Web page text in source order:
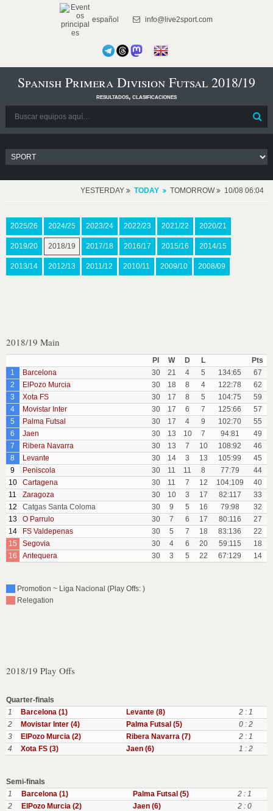
español info@live2sport.com
Spanish Primera Division Futsal 2018/19
resultados, clasificaciones
YESTERDAY TODAY TOMORROW 10/08 06:04
2025/26 2024/25 2023/24 2022/23 2021/22 2020/21
2019/20 2018/19 2017/18 2016/17 2015/16 2014/15
2013/14 2012/13 2011/12 2010/11 2009/10 2008/09
2018/19 Main
Pl W D L
Pts
1
Barcelona 30 21 4 5 134:65
67
2
ElPozo Murcia 30 18 8 4 122:78
62
3
Xota FS 30 17 8 5 104:75
59
4
Movistar Inter 30 17 6 7 125:66
57
5
Palma Futsal 30 17 4 9 102:70
55
6
Jaen 30 13 10 7 94:81
49
7
Ribera Navarra 30 13 7 10 108:92
46
8
Levante 30 14 3 13 105:99
45
9
Peniscola 30 11 11 8 77:79
44
10
Cartagena 30 11 7 12 104:109
40
11
Zaragoza 30 10 3 17 82:117
33
12
Catgas Santa Coloma 30 9 5 16 79:98
32
13
O Parrulo 30 7 6 17 80:116
27
14
FS Valdepenas 30 5 7 18 83:136
22
15
Segovia 30 4 6 20 59:115
18
16
Antequera 30 3 5 22 67:129 14
Promotion ~ Liga Nacional (Play Offs: )
Relegation
2018/19 Play Offs
Quarter-finals
1
Barcelona (1) Levante (8)
2 : 1
2
Movistar Inter (4) Palma Futsal (5)
0 : 2
3
ElPozo Murcia (2) Ribera Navarra (7)
2 : 1
4
Xota FS (3) Jaen (6) 1 : 2
Semi-finals
1
Barcelona (1) Palma Futsal (5)
2 : 1
2
ElPozo Murcia (2) Jaen (6) 2 : 0